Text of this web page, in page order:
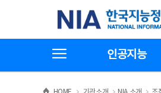
기
한국지능정보사회진흥원
인공지능
> > >